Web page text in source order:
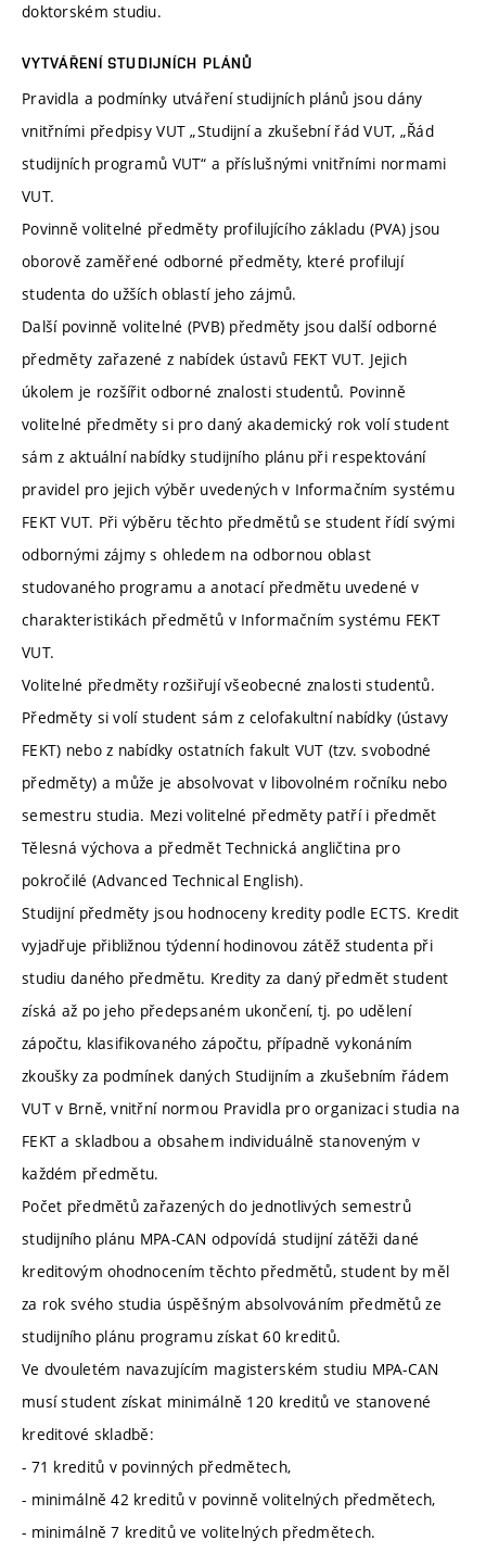
doktorském studiu.
VYTVÁŘENÍ STUDIJNÍCH PLÁNŮ
Pravidla a podmínky utváření studijních plánů jsou dány
vnitřními předpisy VUT „Studijní a zkušební řád VUT, „Řád
studijních programů VUT“ a příslušnými vnitřními normami
VUT.
Povinně volitelné předměty profilujícího základu (PVA) jsou
oborově zaměřené odborné předměty, které profilují
studenta do užších oblastí jeho zájmů.
Další povinně volitelné (PVB) předměty jsou další odborné
předměty zařazené z nabídek ústavů FEKT VUT. Jejich
úkolem je rozšířit odborné znalosti studentů. Povinně
volitelné předměty si pro daný akademický rok volí student
sám z aktuální nabídky studijního plánu při respektování
pravidel pro jejich výběr uvedených v Informačním systému
FEKT VUT. Při výběru těchto předmětů se student řídí svými
odbornými zájmy s ohledem na odbornou oblast
studovaného programu a anotací předmětu uvedené v
charakteristikách předmětů v Informačním systému FEKT
VUT.
Volitelné předměty rozšiřují všeobecné znalosti studentů.
Předměty si volí student sám z celofakultní nabídky (ústavy
FEKT) nebo z nabídky ostatních fakult VUT (tzv. svobodné
předměty) a může je absolvovat v libovolném ročníku nebo
semestru studia. Mezi volitelné předměty patří i předmět
Tělesná výchova a předmět Technická angličtina pro
pokročilé (Advanced Technical English).
Studijní předměty jsou hodnoceny kredity podle ECTS. Kredit
vyjadřuje přibližnou týdenní hodinovou zátěž studenta při
studiu daného předmětu. Kredity za daný předmět student
získá až po jeho předepsaném ukončení, tj. po udělení
zápočtu, klasifikovaného zápočtu, případně vykonáním
zkoušky za podmínek daných Studijním a zkušebním řádem
VUT v Brně, vnitřní normou Pravidla pro organizaci studia na
FEKT a skladbou a obsahem individuálně stanoveným v
každém předmětu.
Počet předmětů zařazených do jednotlivých semestrů
studijního plánu MPA-CAN odpovídá studijní zátěži dané
kreditovým ohodnocením těchto předmětů, student by měl
za rok svého studia úspěšným absolvováním předmětů ze
studijního plánu programu získat 60 kreditů.
Ve dvouletém navazujícím magisterském studiu MPA-CAN
musí student získat minimálně 120 kreditů ve stanovené
kreditové skladbě:
- 71 kreditů v povinných předmětech,
- minimálně 42 kreditů v povinně volitelných předmětech,
- minimálně 7 kreditů ve volitelných předmětech.